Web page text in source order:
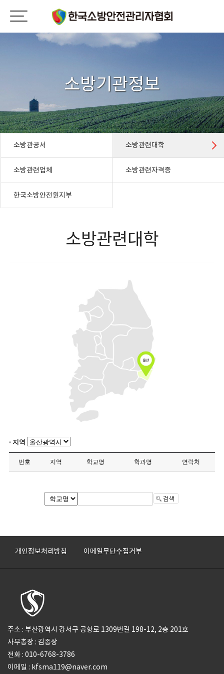
소방기관정보
소방관공서 소방관련대학
소방관련업체 소방관련자격증
한국소방안전원지부
소방관련대학
지역
번호 지역 학교명 학과명 연락처
개인정보처리방침 이메일무단수집거부
주소 : 부산광역시 강서구 공항로 1309번길 198-12, 2층 201호
사무총장 : 김종상
전화 : 010-6768-3786
이메일 : kfsma119@naver.com